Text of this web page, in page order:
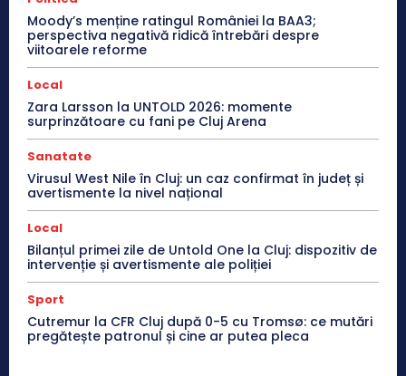
Moody’s menține ratingul României la BAA3;
perspectiva negativă ridică întrebări despre
viitoarele reforme
Local
Zara Larsson la UNTOLD 2026: momente
surprinzătoare cu fani pe Cluj Arena
Sanatate
Virusul West Nile în Cluj: un caz confirmat în județ și
avertismente la nivel național
Local
Bilanțul primei zile de Untold One la Cluj: dispozitiv de
intervenție și avertismente ale poliției
Sport
Cutremur la CFR Cluj după 0-5 cu Tromsø: ce mutări
pregătește patronul și cine ar putea pleca